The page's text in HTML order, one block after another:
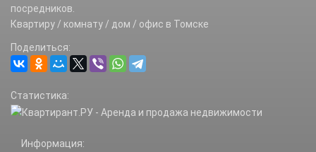
посредников.
Квартиру / комнату / дом / офис в Томске
Поделиться:
Статистика:
Информация: